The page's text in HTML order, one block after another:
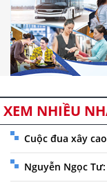
XEM NHIỀU
Cuộc đua xây
Nguyễn Ngọc